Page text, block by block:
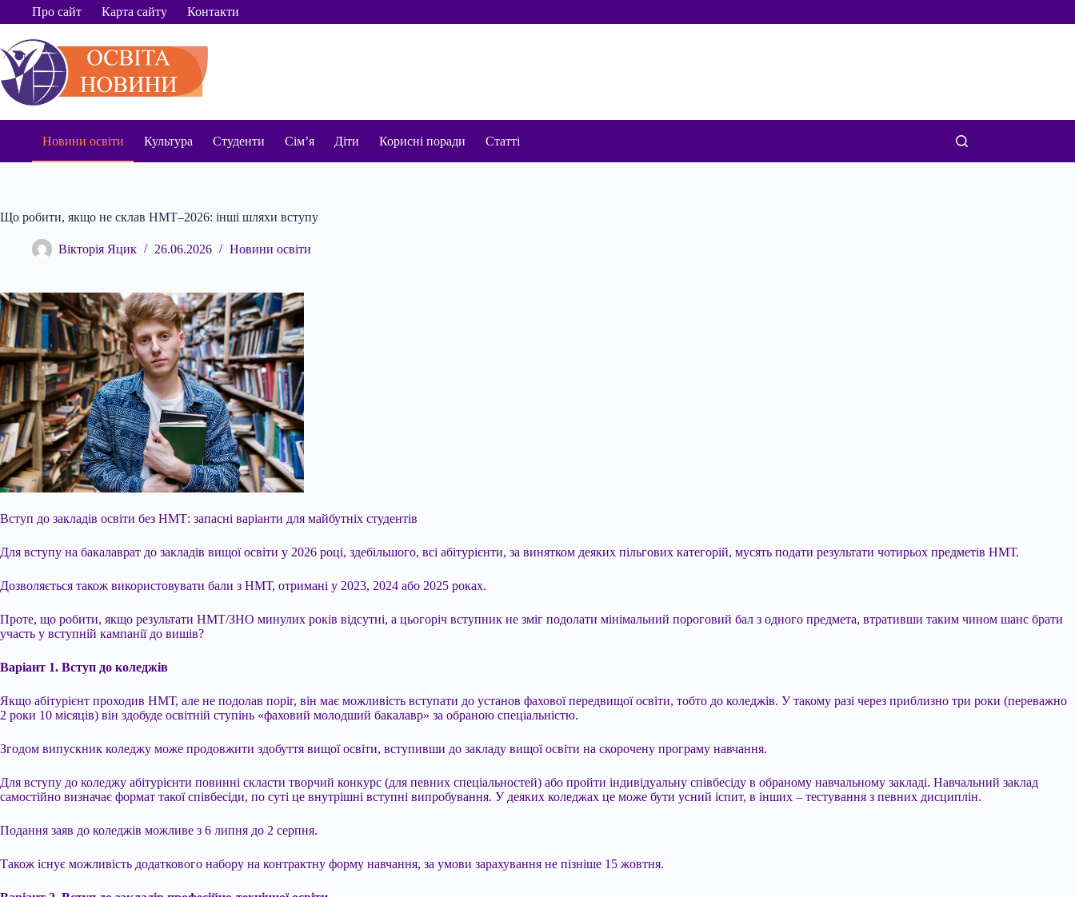
ПерейтиПро сайт Карта сайту Контакти
Новини освіти Культура Студенти Сім’я Діти Корисні поради Статті
Що робити, якщо не склав НМТ–2026: інші шляхи вступу
Вікторія Яцик 26.06.2026 Новини освіти
Вступ до закладів освіти без НМТ: запасні варіанти для майбутніх студентів
Для вступу на бакалаврат до закладів вищої освіти у 2026 році, здебільшого, всі абітурієнти, за винятком деяких пільгових категорій, мусять подати результати чотирьох предметів НМТ.
Дозволяється також використовувати бали з НМТ, отримані у 2023, 2024 або 2025 роках.
Проте, що робити, якщо результати НМТ/ЗНО минулих років відсутні, а цьогоріч вступник не зміг подолати мінімальний пороговий бал з одного предмета, втративши таким чином шанс брати
участь у вступній кампанії до вишів?
Варіант 1. Вступ до коледжів
Якщо абітурієнт проходив НМТ, але не подолав поріг, він має можливість вступати до установ фахової передвищої освіти, тобто до коледжів. У такому разі через приблизно три роки (переважно
2 роки 10 місяців) він здобуде освітній ступінь «фаховий молодший бакалавр» за обраною спеціальністю.
Згодом випускник коледжу може продовжити здобуття вищої освіти, вступивши до закладу вищої освіти на скорочену програму навчання.
Для вступу до коледжу абітурієнти повинні скласти творчий конкурс (для певних спеціальностей) або пройти індивідуальну співбесіду в обраному навчальному закладі. Навчальний заклад
самостійно визначає формат такої співбесіди, по суті це внутрішні вступні випробування. У деяких коледжах це може бути усний іспит, в інших – тестування з певних дисциплін.
Подання заяв до коледжів можливе з 6 липня до 2 серпня.
Також існує можливість додаткового набору на контрактну форму навчання, за умови зарахування не пізніше 15 жовтня.